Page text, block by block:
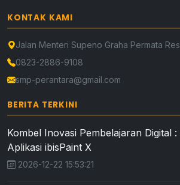
KONTAK KAMI
Jalan Menteri Supeno Graha Permata
0823-2886-9108
smp-perantara@gmail.com
BERITA TERKINI
Kombel Inovasi Pembelajaran Digital
Aplikasi ibisPaint X
2026-12-22 15:53:21